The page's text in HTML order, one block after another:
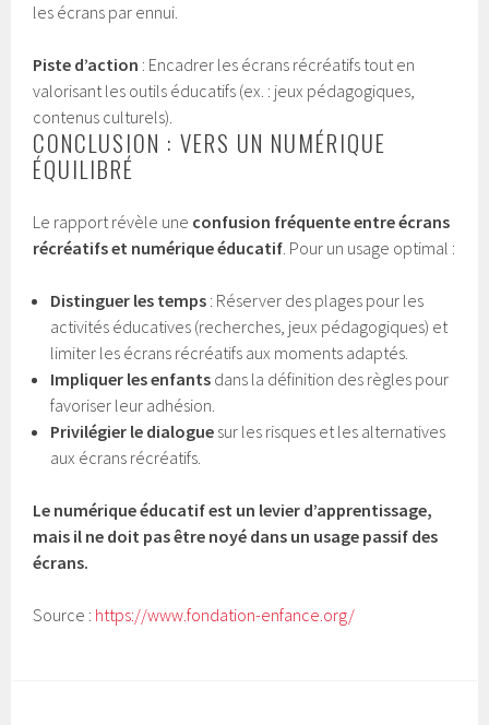
les écrans par ennui.
Piste d’action : Encadrer les écrans récréatifs tout en
valorisant les outils éducatifs (ex. : jeux pédagogiques,
contenus culturels).
CONCLUSION : VERS UN NUMÉRIQUE
ÉQUILIBRÉ
Le rapport révèle une confusion fréquente entre écrans
récréatifs et numérique éducatif. Pour un usage optimal :
Distinguer les temps : Réserver des plages pour les
activités éducatives (recherches, jeux pédagogiques) et
limiter les écrans récréatifs aux moments adaptés.
Impliquer les enfants dans la définition des règles pour
favoriser leur adhésion.
Privilégier le dialogue sur les risques et les alternatives
aux écrans récréatifs.
Le numérique éducatif est un levier d’apprentissage,
mais il ne doit pas être noyé dans un usage passif des
écrans.
Source : https://www.fondation-enfance.org/